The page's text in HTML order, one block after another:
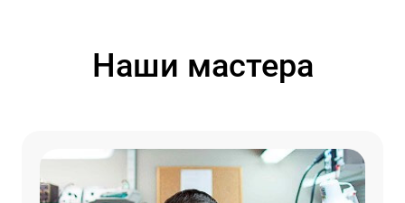
Наши мастера